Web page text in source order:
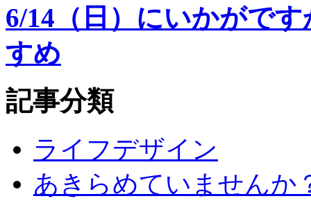
6/14（日）にいかがで
すめ
記事分類
ライフデザイン
あきらめていませんか